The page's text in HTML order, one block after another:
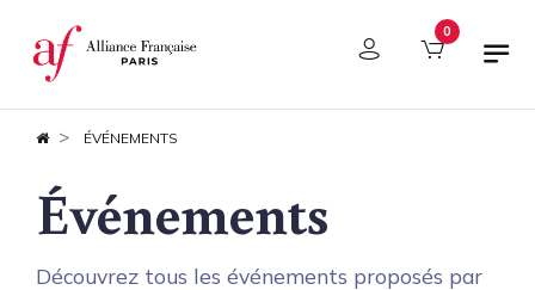
Panneau de gestion des cookies 0
ÉVÉNEMENTS
Événements
Découvrez tous les événements proposés par